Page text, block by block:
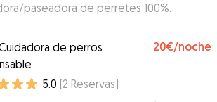
paseadora de perretes 100%
Transmite muchísima confianza y
lo notan rápido. Estoy encantada y
:) Muchas gracias!”
de perros
20€/noche
5.0 (2 Reservas)